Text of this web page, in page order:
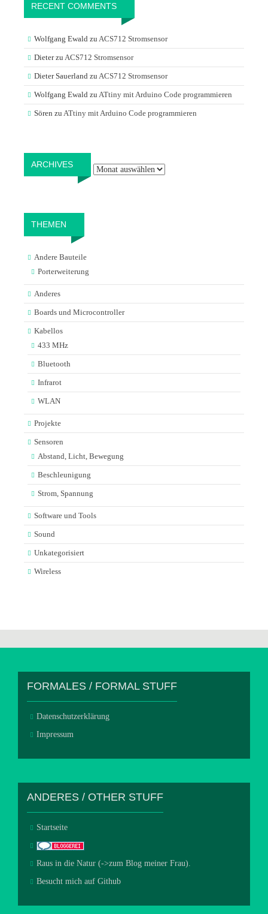
RECENT COMMENTS
Wolfgang Ewald zu ACS712 Stromsensor
Dieterzu ACS712 Stromsensor
Dieter Sauerland zu ACS712 Stromsensor
Wolfgang Ewald zu ATtiny mit Arduino Code programmieren
Sören zu ATtiny mit Arduino Code programmieren
ARCHIVES
THEMEN
Andere Bauteile
Porterweiterung
Anderes
Boards und Microcontroller
Kabellos
433 MHz
Bluetooth
Infrarot
WLAN
Projekte
Sensoren
Abstand, Licht, Bewegung
Beschleunigung
Strom, Spannung
Software und Tools
Sound
Unkategorisiert
Wireless
FORMALES / FORMAL STUFF
Datenschutzerklärung
Impressum
ANDERES / OTHER STUFF
Startseite
Raus in die Natur (->zum Blog meiner Frau).
Besucht mich auf Github